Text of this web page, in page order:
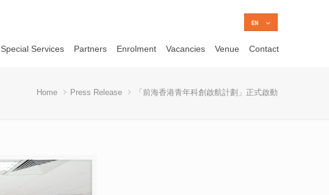
Special Services Partners Enrolment Vacancies Venue Contact
Home Press Release 「前海香港青年科創啟航計劃」正式啟動